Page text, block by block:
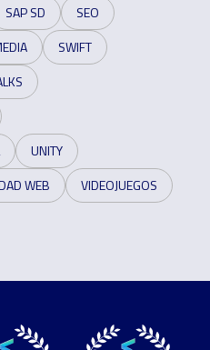
SAP SD
SEO
SWIFT
UNITY
WEB
VIDEOJUEGOS